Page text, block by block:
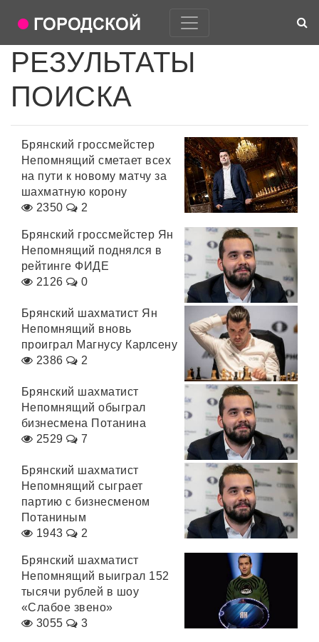
РЕЗУЛЬТАТЫ
ПОИСКА
Брянский гроссмейстер
Непомнящий сметает всех
на пути к новому матчу за
шахматную корону
2350
2
Брянский гроссмейстер Ян
Непомнящий поднялся в
рейтинге ФИДЕ
2126
0
Брянский шахматист Ян
Непомнящий вновь
проиграл Магнусу Карлсену
2386
2
Брянский шахматист
Непомнящий обыграл
бизнесмена Потанина
2529
7
Брянский шахматист
Непомнящий сыграет
партию с бизнесменом
Потаниным
1943
2
Брянский шахматист
Непомнящий выиграл 152
тысячи рублей в шоу
«Слабое звено»
3055
3